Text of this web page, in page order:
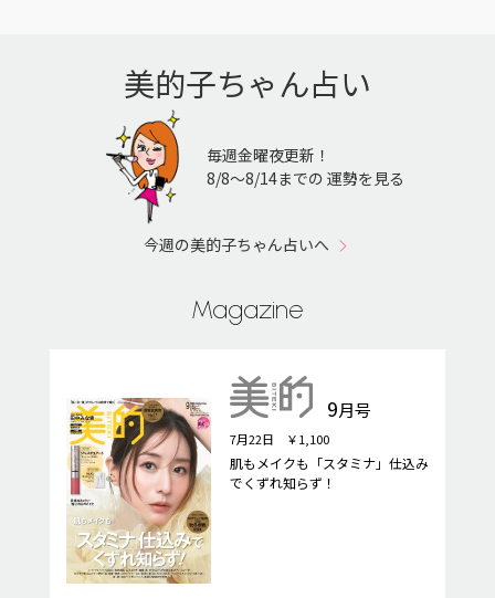
美的子ちゃん占い
毎週金曜夜更新！
8/8〜8/14までの 運勢を見る
今週の美的子ちゃん占いへ
Magazine
9月号
7月22日 ￥1,100
肌もメイクも「スタミナ」仕込み
でくずれ知らず！